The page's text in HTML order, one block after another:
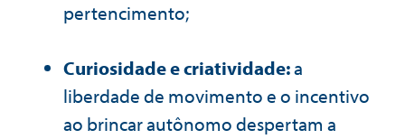
pertencimento;
Curiosidade e criatividade:a
liberdade de movimento e o incentivo
ao brincar autônomo despertam a